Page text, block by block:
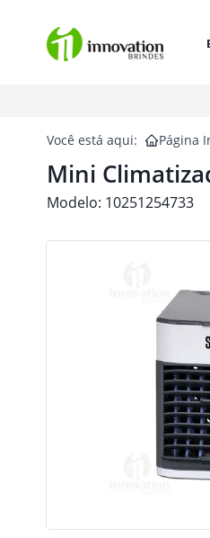
Você está aqui: Página
Mini
Modelo: 10251254733